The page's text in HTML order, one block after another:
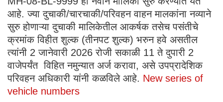
आहे. ज्या दुचाकी/चारचाकी/परिवहन वाहन मालकांना नव्याने
सुरु होणाऱ्या दुचाकी मालिकेतील आकर्षक तसेच पसंतीचे
क्रमांक विहीत शुल्क (तीनपट शुल्क) भरुन हवे असतील
त्यांनी 2 जानेवारी 2026 रोजी सकाळी 11 ते दुपारी 2
वाजेपर्यंत विहित नमुन्यात अर्ज करावा, असे उपप्रादेशिक
परिवहन अधिकारी यांनी कळविले आहे. New series of
vehicle numbers